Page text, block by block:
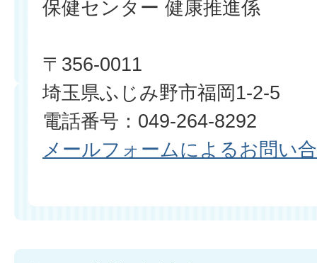
保健センター 健康推進係
〒356-0011
埼玉県ふじみ野市福岡1-2-5
電話番号：049-264-8292
メールフォームによるお問い